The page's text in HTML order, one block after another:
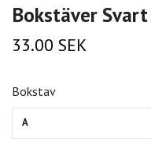
Bokstäver Svart
33.00 SEK
Bokstav
A